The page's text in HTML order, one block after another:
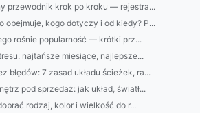
przewodnik krok po kroku — rejestra...
obejmuje, kogo dotyczy i od kiedy? P...
rośnie popularność — krótki prz...
najtańsze miesiące, najlepsze...
błędów: 7 zasad układu ścieżek, ra...
pod sprzedaż: jak układ, światł...
rodzaj, kolor i wielkość do r...